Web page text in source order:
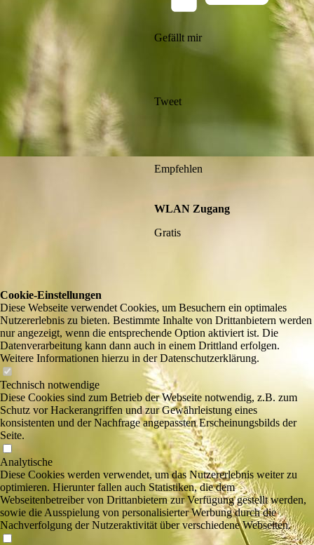
Gefällt mir
Tweet
Empfehlen
WLAN Zugang
Gratis
Cookie-Einstellungen
Diese Webseite verwendet Cookies, um Besuchern ein optimales
Nutzererlebnis zu bieten. Bestimmte Inhalte von Drittanbietern werden
nur angezeigt, wenn die entsprechende Option aktiviert ist. Die
Datenverarbeitung kann dann auch in einem Drittland erfolgen.
Weitere Informationen hierzu in der Datenschutzerklärung.
Technisch notwendige
Diese Cookies sind zum Betrieb der Webseite notwendig, z.B. zum
Schutz vor Hackerangriffen und zur Gewährleistung eines
konsistenten und der Nachfrage angepassten Erscheinungsbilds der
Seite.
Analytische
Diese Cookies werden verwendet, um das Nutzererlebnis weiter zu
optimieren. Hierunter fallen auch Statistiken, die dem
Webseitenbetreiber von Drittanbietern zur Verfügung gestellt werden,
sowie die Ausspielung von personalisierter Werbung durch die
Nachverfolgung der Nutzeraktivität über verschiedene Webseiten.